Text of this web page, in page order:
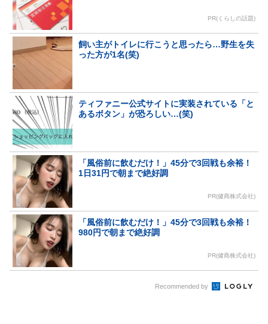
PR(くらしの話題)
飼い主がトイレに行こうと思ったら…野生を失
った方が1名(笑)
ティファニー公式サイトに実装されている「と
あるボタン」が恐ろしい…(笑)
「風俗前に飲むだけ！」45分で3回戦も余裕！
1日31円で朝まで絶好調
PR(健商株式会社)
「風俗前に飲むだけ！」45分で3回戦も余裕！
980円で朝まで絶好調
PR(健商株式会社)
Recommended by